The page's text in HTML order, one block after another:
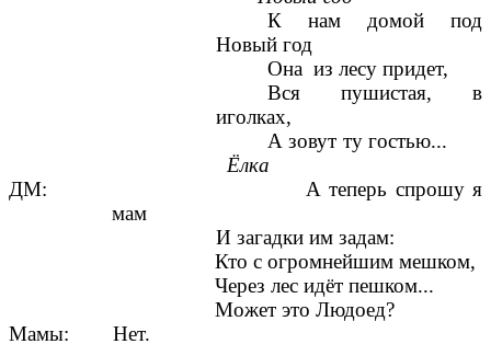
К нам домой под
Новый год
Она из лесу придет,
Вся пушистая, в
иголках,
А зовут ту гостью...
Ёлка
ДМ: А теперь спрошу я
мам
И загадки им задам:
Кто с огромнейшим мешком,
Через лес идёт пешком...
Может это Людоед?
Мамы: Нет.